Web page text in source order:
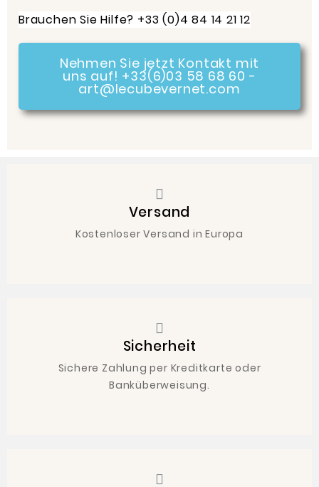
Brauchen Sie Hilfe? +33 (0)4 84 14 21 12
Nehmen Sie jetzt Kontakt mit
uns auf! +33(6)03 58 68 60 -
art@lecubevernet.com
Versand
Kostenloser Versand in Europa
Sicherheit
Sichere Zahlung per Kreditkarte oder
Banküberweisung.